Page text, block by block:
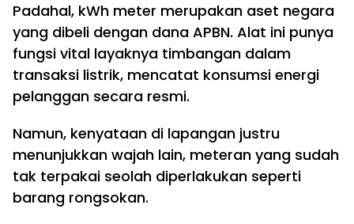
Padahal, kWh meter merupakan aset negara
yang dibeli dengan dana APBN. Alat ini punya
fungsi vital layaknya timbangan dalam
transaksi listrik, mencatat konsumsi energi
pelanggan secara resmi.
Namun, kenyataan di lapangan justru
menunjukkan wajah lain, meteran yang sudah
tak terpakai seolah diperlakukan seperti
barang rongsokan.